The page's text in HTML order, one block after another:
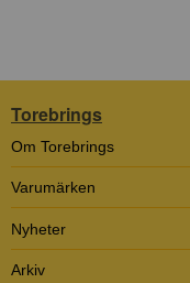
Torebrings
Om Torebrings
Varumärken
Nyheter
Arkiv